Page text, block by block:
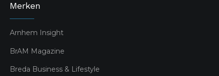
Merken
Arnhem Insight
BrAM Magazine
Breda Business & Lifestyle